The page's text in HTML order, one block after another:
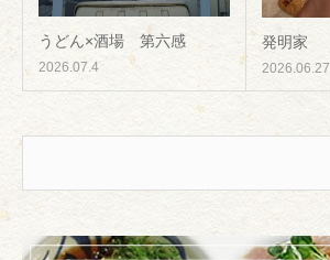
うどん×酒場 第六感
2026.07.4
発明家
2026.06.27